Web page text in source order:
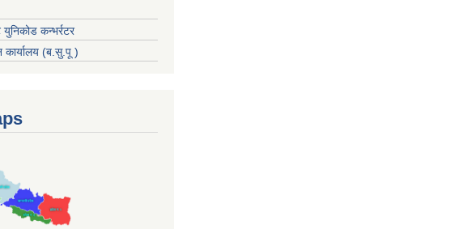
युनिकोड कन्भर्रटर
कार्यालय (ब.सु.पू )